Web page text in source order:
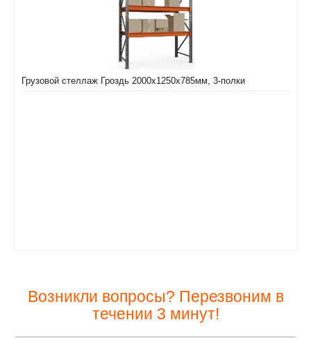
Грузовой стеллаж Гроздь 2000х1250х785мм, 3-полки
Возникли вопросы? Перезвоним в
течении 3 минут!